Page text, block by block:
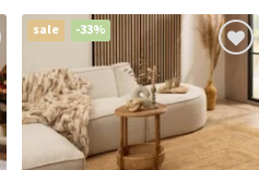
sale -33%